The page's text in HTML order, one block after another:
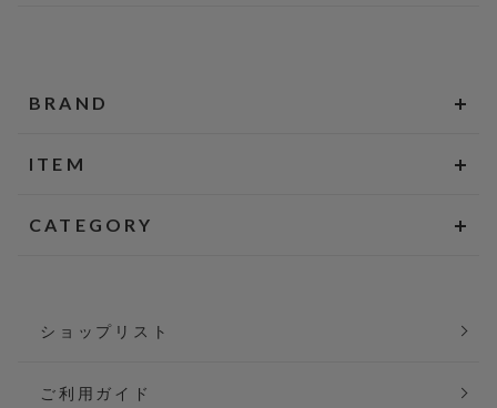
BRAND
ITEM
CATEGORY
ショップリスト
ご利用ガイド